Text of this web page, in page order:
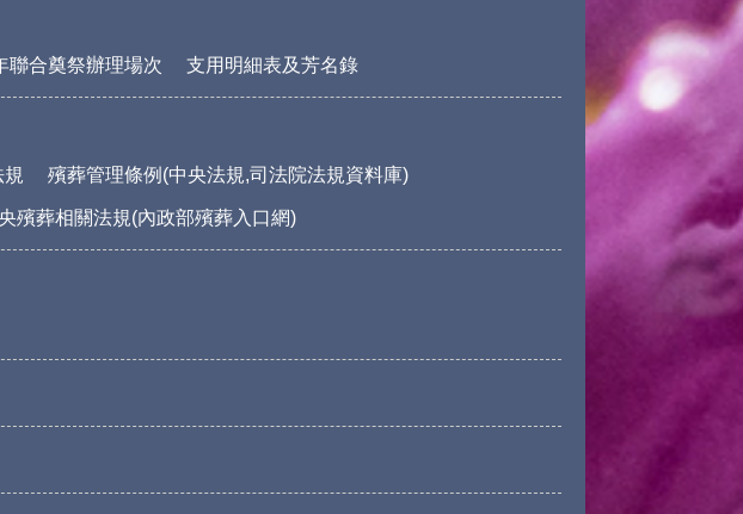
聯合奠祭辦理場次 支用明細表及芳名錄
殯葬管理條例(中央法規,司法院法規資料庫)
殯葬相關法規(內政部殯葬入口網)